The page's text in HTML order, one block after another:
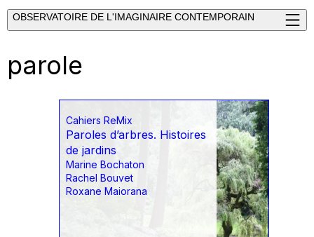
OBSERVATOIRE DE L'IMAGINAIRE CONTEMPORAIN
parole
Cahiers ReMix
Paroles d’arbres. Histoires
de jardins
Marine Bochaton
Rachel Bouvet
Roxane Maiorana